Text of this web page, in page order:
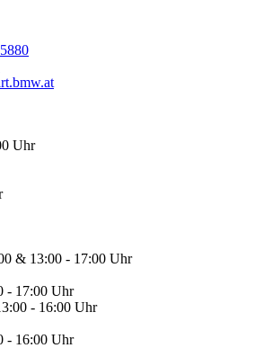
Uhr
& 13:00 - 17:00 Uhr
- 17:00 Uhr
- 16:00 Uhr
- 16:00 Uhr